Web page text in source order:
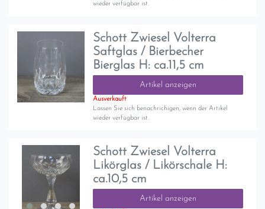
wieder verfügbar ist.
Schott Zwiesel Volterra
Saftglas / Bierbecher
Bierglas H: ca.11,5 cm
Artikel anzeigen
Ausverkauft
Lassen Sie sich benachrichigen, wenn der Artikel
wieder verfügbar ist.
Schott Zwiesel Volterra
Likörglas / Likörschale H:
ca.10,5 cm
Artikel anzeigen